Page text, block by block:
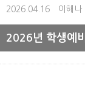
2026.04.16 이해나
2026년 학생예